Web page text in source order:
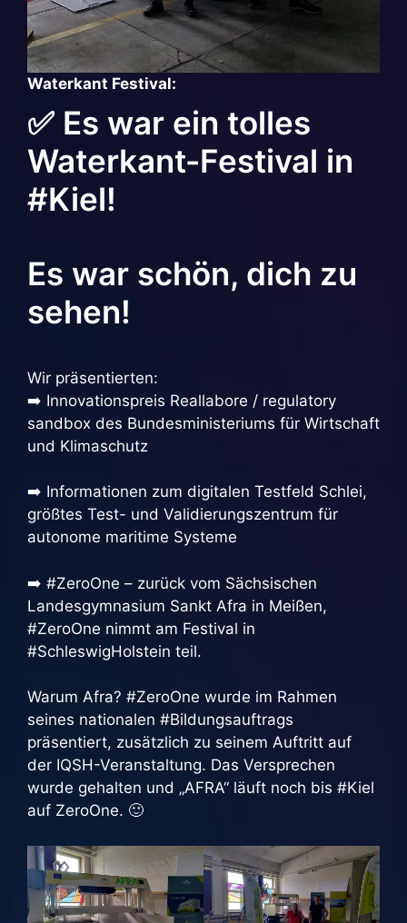
Waterkant Festival:
✅ Es war ein tolles
Waterkant-Festival in
#Kiel!
Es war schön, dich zu
sehen!
Wir präsentierten:
➡️ Innovationspreis Reallabore / regulatory
sandbox des Bundesministeriums für Wirtschaft
und Klimaschutz
➡️ Informationen zum digitalen Testfeld Schlei,
größtes Test- und Validierungszentrum für
autonome maritime Systeme
➡️ #ZeroOne – zurück vom Sächsischen
Landesgymnasium Sankt Afra in Meißen,
#ZeroOne nimmt am Festival in
#SchleswigHolstein teil.
Warum Afra? #ZeroOne wurde im Rahmen
seines nationalen #Bildungsauftrags
präsentiert, zusätzlich zu seinem Auftritt auf
der IQSH-Veranstaltung. Das Versprechen
wurde gehalten und „AFRA“ läuft noch bis #Kiel
auf ZeroOne. 🙂